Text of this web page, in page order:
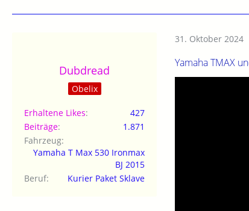
Dubdread
Obelix
Erhaltene Likes
427
Beiträge
1.871
Fahrzeug
Yamaha T Max 530 Ironmax
BJ 2015
Beruf
Kurier Paket Sklave
31. Oktober 2024
Yamaha TMAX